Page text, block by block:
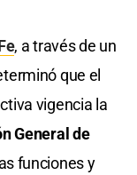
, a través de un
que el
vigencia la
General de
funciones y